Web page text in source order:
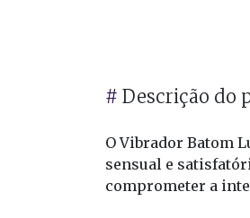
# Descrição do
O Vibrador Batom
sensual e
comprometer a